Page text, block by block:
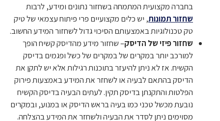
בחברה מקצועית המתמחה בשחזור נתונים ומידע, לרבות
שחזור תמונות, יש כלים מקצועיים פרי פיתוח עצמאי של טיק
טק טכנולוגיות באמצעותם הסיכוי גדול לשחזור המידע החשוב.
שחזור פיזי של הדיסק– שחזור מידע מהדיסק קשיח הופך
למורכב יותר במקרים של במקרים של כשל ופגמים בדיסק
הקשיח. אז לא ניתן להיעזר בתוכנות רגילות אלא יש לתקן את
הדיסק בהתאם לבעיה או לשחזר את המידע באמצעות פירוק
הפלטות והתקנתן בדיסק תקין. לעתים הבעיה בדיסק הקשיח
נובעת מכשל טכני כמו בעיה בראש הדיסק או במנוע, ובמקרים
מסוימים ניתן לסדר את הבעיה ולשחזר את המידע בהצלחה.